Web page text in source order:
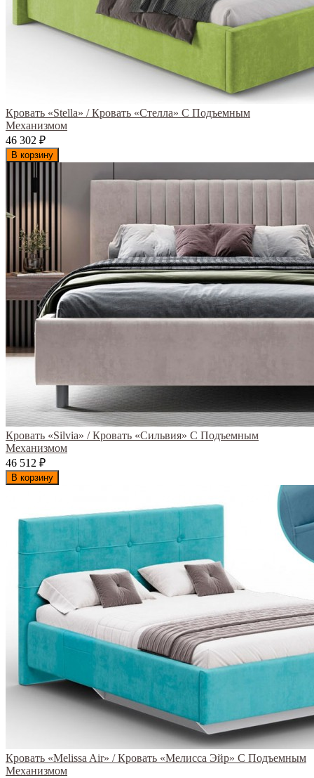
Кровать «Stella» / Кровать «Стелла» С Подъемным
Механизмом
46 302 ₽
В корзину
Кровать «Silvia» / Кровать «Сильвия» С Подъемным
Механизмом
46 512 ₽
В корзину
Кровать «Melissa Air» / Кровать «Мелисса Эйр» С Подъемным
Механизмом